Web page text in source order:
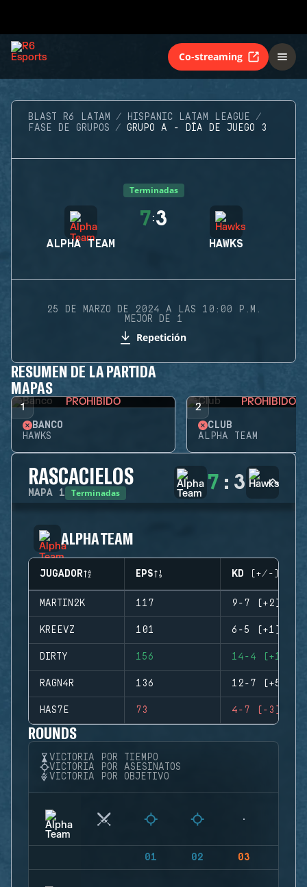
Co-streaming
BLAST R6 LATAM
HISPANIC LATAM LEAGUE
FASE DE GRUPOS
GRUPO A - DÍA DE JUEGO 3
Terminadas
ALPHA TEAM
7:3
HAWKS
25 DE MARZO DE 2024 A LAS 10:00 P.M.
MEJOR DE 1
Repetición
RESUMEN DE LA PARTIDA
MAPAS
1 PROHIBIDO
BANCO
HAWKS
2 PROHIBIDO
CLUB
ALPHA TEAM
RASCACIELOS
MAPA 1 Terminadas 7 : 3
ALPHA TEAM
JUGADOR EPS KD (+/-)
MARTIN2K 117 9-7 (+2)
KREEVZ 101 6-5 (+1)
DIRTY 156 14-4 (+10)
RAGN4R 136 12-7 (+5)
HAS7E 73 4-7 (-3)
ROUNDS
VICTORIA POR TIEMPO
VICTORIA POR ASESINATOS
VICTORIA POR OBJETIVO
01 02 03